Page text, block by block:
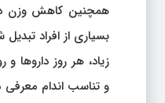
همچنین کاهش وزن
بسیاری از افراد
زیاد، هر روز داروها
و تناسب اندام